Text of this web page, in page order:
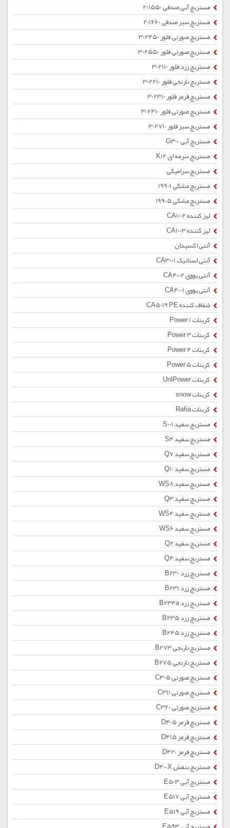
مستربچ آبی صدفی 201550
مستربچ سبز صدفی 201660
مستربچ صورتی فلور 302450
مستربچ صورتی فلور 302550
مستربچ زرد فلور 302110
مستربچ نارنجی فلور 302210
مستربچ قرمز فلور 302310
مستربچ صورتی فلور 302410
مستربچ سبز فلور 302710
مستربچ آبی G300
مستربچ سرمه ای K12
مستربچ سرامیکی
مستربچ مشکی 19901
مستربچ مشکی 19905
لیز کننده CA1002
لیز کننده CA1003
آنتی اکسیدان
آنتی استاتیک CA3001
آنتی یووی CA4002
آنتی یووی CA4001
شفاف کننده CA5019 PE
کربنات Power 1
کربنات Power 3
کربنات Power 4
کربنات Power 5
کربنات UnlPower
کربنات snow
کربنات Rafia
مستربچ سفید S001
مستربچ سفید S4
مستربچ سفید Q7
مستربچ سفید Q10
مستربچ سفید WS8
مستربچ سفید Q3
مستربچ سفید WS4
مستربچ سفید WS6
مستربچ سفید Q2
مستربچ سفید Q4
مستربچ زرد B230
مستربچ زرد B231
مستربچ زرد B234a
مستربچ زرد B235
مستربچ زرد B245
مستربچ نارنجی B273
مستربچ نارنجی B275
مستربچ صورتی C305
مستربچ صورتی C311
مستربچ صورتی C320
مستربچ قرمز D405
مستربچ قرمز D415
مستربچ قرمز D420
مستربچ بنفش D400X
مستربچ آبی E503
مستربچ آبی E517
مستربچ آبی E519